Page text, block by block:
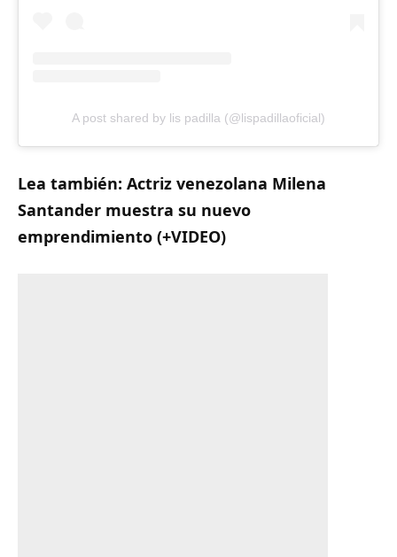
A post shared by lis padilla (@lispadillaoficial)
Lea también: Actriz venezolana Milena
Santander muestra su nuevo
emprendimiento (+VIDEO)